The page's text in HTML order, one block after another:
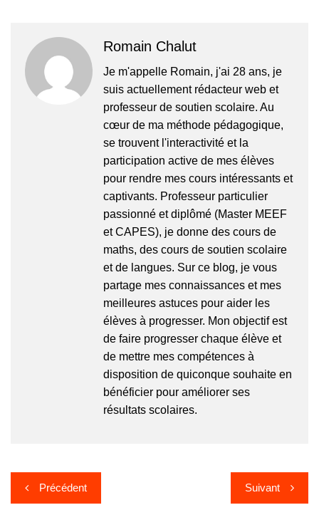
Romain Chalut
Je m'appelle Romain, j'ai 28 ans, je
suis actuellement rédacteur web et
professeur de soutien scolaire. Au
cœur de ma méthode pédagogique,
se trouvent l'interactivité et la
participation active de mes élèves
pour rendre mes cours intéressants et
captivants. Professeur particulier
passionné et diplômé (Master MEEF
et CAPES), je donne des cours de
maths, des cours de soutien scolaire
et de langues. Sur ce blog, je vous
partage mes connaissances et mes
meilleures astuces pour aider les
élèves à progresser. Mon objectif est
de faire progresser chaque élève et
de mettre mes compétences à
disposition de quiconque souhaite en
bénéficier pour améliorer ses
résultats scolaires.
Navigation
de
Précédent Suivant